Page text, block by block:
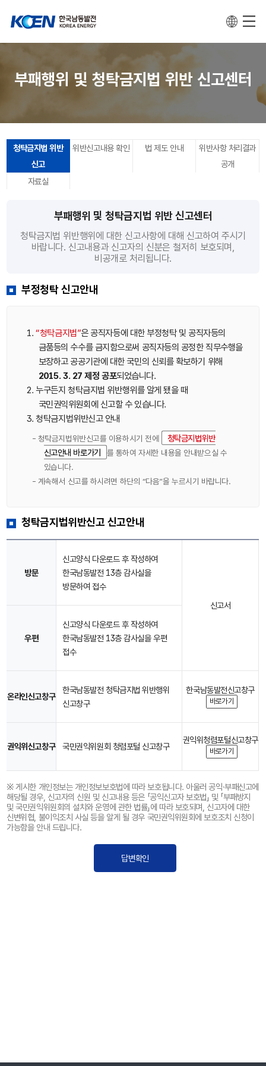
부패행위 및 청탁금지법 위반 신고센터
청탁금지법 위반
신고
위반신고내용 확인 법 제도 안내
위반사항 처리결과
공개
자료실
부패행위 및 청탁금지법 위반 신고센터
청탁금지법 위반행위에 대한 신고사항에 대해 신고하여 주시기
바랍니다. 신고내용과 신고자의 신분은 철저히 보호되며,
비공개로 처리됩니다.
부정청탁 신고안내
1.“청탁금지법”은 공직자등에 대한 부정청탁 및 공직자등의
금품등의 수수를 금지함으로써 공직자등의 공정한 직무수행을
보장하고 공공기관에 대한 국민의 신뢰를 확보하기 위해
2015. 3. 27 제정 공포되었습니다.
2. 누구든지 청탁금지법 위반행위를 알게 됐을 때
국민권익위원회에 신고할 수 있습니다.
3. 청탁금지법위반신고 안내
- 청탁금지법위반신고를 이용하시기 전에
청탁금지법위반
신고안내 바로가기
를 통하여 자세한 내용을 안내받으실 수
있습니다.
- 계속해서 신고를 하시려면 하단의 “다음”을 누르시기 바랍니다.
청탁금지법위반신고 신고안내
방문
신고양식 다운로드 후 작성하여
한국남동발전 13층 감사실을
방문하여 접수
신고서
우편
신고양식 다운로드 후 작성하여
한국남동발전 13층 감사실을 우편
접수
온라인신고창구
한국남동발전 청탁금지법 위반행위
신고창구
한국남동발전신고창구
바로가기
권익위신고창구 국민권익위원회 청렴포털 신고창구
권익위청렴포털신고창구
바로가기
※ 게시한 개인정보는 개인정보보호법에 따라 보호됩니다. 아울러 공익·부패신고에
해당될 경우, 신고자의 신원 및 신고내용 등은 「공익신고자 보호법」 및 「부패방지
및 국민권익위원회의 설치와 운영에 관한 법률」에 따라 보호되며, 신고자에 대한
신변위협, 불이익조치 사실 등을 알게 될 경우 국민권익위원회에 보호조치 신청이
가능함을 안내 드립니다.
답변확인